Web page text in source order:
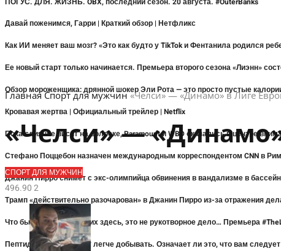
Давай поженимся, Гарри | Краткий обзор | Нетфликс
Как ИИ меняет ваш мозг? «Это как будто у TikTok и Фентанила родился
Ее новый старт только начинается. Премьера второго сезона «Лиэнн»
Обзор мороженщика: дрянной шокер Эли Рота — это просто пустые
Кровавая жертва | Официальный трейлер | Netflix
Пока слияние висит на волоске, Paramount и WBD оказались в центре
Стефано Поццебон назначен международным корреспондентом CNN в
Джанин Пирро снимет с экс-олимпийца обвинения в вандализме в
Трамп «действительно разочарован» в Джанин Пирро из-за отражения
Что бы ни удерживало их здесь, это не рукотворное дело… Премьера
Пептиды вскоре станет легче добывать. Означает ли это, что вам
Главная Спорт для мужчин «Челси» — «Динамо» в Лиге
«Челси» — «Динамо»
СПОРТ ДЛЯ МУЖЧИН
496.902